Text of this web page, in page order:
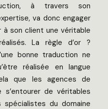
à travers son
va donc engager
à son client une véritable
La règle d’or ?
bonne traduction ne
réalisée en langue
que les agences de
de véritables
spécialistes du domaine